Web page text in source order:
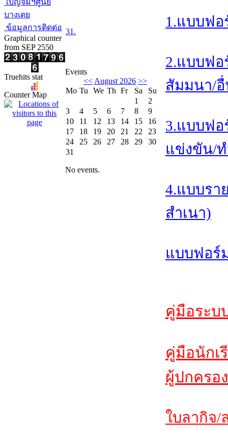
เบญจมฯศูนย์
บางเตย
ข้อมูลการติดต่อ
Graphical counter
from SEP 2550
Truehits stat
Counter Map
31.
Events
<< August 2026 >>
Mo Tu We Th Fr Sa
Su
1
2
3
4 5 6 7 8
9
10
11 12 13 14 15
16
17
18 19 20 21 22
23
24
25 26 27 28 29
30
31
No events.
1.แบบฟ
2.แบบฟ
สัมมนา/
3.แบบฟอ
แข่งขัน/
4.แบบรา
สำเนา)
แบบฟอร์
คู่มือระบ
คู่มือนักเ
ผู้ปกครอ
ใบลากิจ/